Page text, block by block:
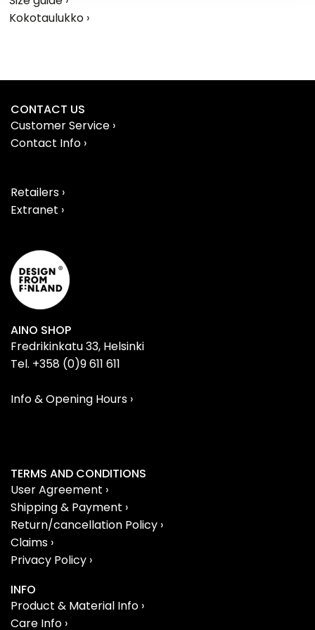
Kokotaulukko ›
CONTACT US
Customer Service ›
Contact Info ›
Retailers ›
Extranet ›
AINO SHOP
Fredrikinkatu 33, Helsinki
Tel. +358 (0)9 611 611
Info & Opening Hours ›
TERMS AND CONDITIONS
User Agreement ›
Shipping & Payment ›
Return/cancellation Policy ›
Claims ›
Privacy Policy ›
INFO
Product & Material Info ›
Care Info ›